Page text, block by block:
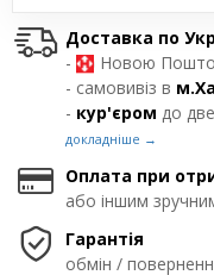
Доставка по
-
Новою
- самовивіз в
- кур'єром до
докладніше →
Оплата при
або іншим
Гарантія
обмін /